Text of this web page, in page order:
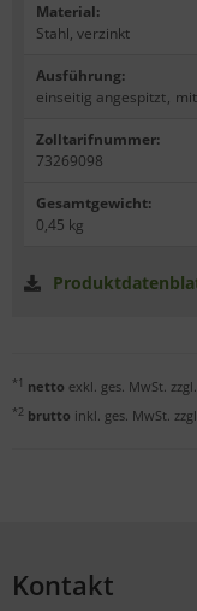
Material:
Stahl, verzinkt
Ausführung:
einseitig angespitzt,
Zolltarifnummer:
73269098
Gesamtgewicht:
0,45 kg
*1 netto exkl. ges. MwSt. zzgl.
*2 brutto inkl. ges. MwSt.
Kontakt